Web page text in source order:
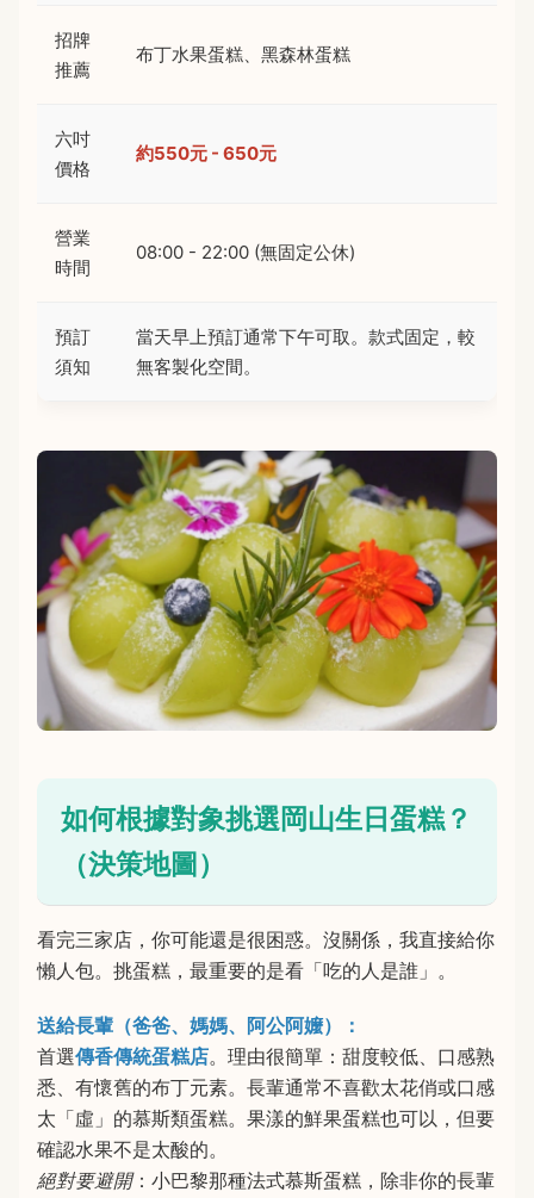
招牌
推薦
布丁水果蛋糕、黑森林蛋糕
六吋
價格
約550元 - 650元
營業
時間
08:00 - 22:00 (無固定公休)
預訂
須知
當天早上預訂通常下午可取。款式固定，較
無客製化空間。
如何根據對象挑選岡山生日蛋糕？
（決策地圖）
看完三家店，你可能還是很困惑。沒關係，我直接給你
懶人包。挑蛋糕，最重要的是看「吃的人是誰」。
送給長輩（爸爸、媽媽、阿公阿嬤）：
首選傳香傳統蛋糕店。理由很簡單：甜度較低、口感熟
悉、有懷舊的布丁元素。長輩通常不喜歡太花俏或口感
太「虛」的慕斯類蛋糕。果漾的鮮果蛋糕也可以，但要
確認水果不是太酸的。
絕對要避開：小巴黎那種法式慕斯蛋糕，除非你的長輩